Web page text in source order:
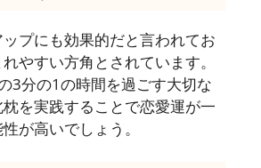
プにも効果的だと言われてお
やすい方角とされています。
3分の1の時間を過ごす大切な
を実践することで恋愛運が一
が高いでしょう。